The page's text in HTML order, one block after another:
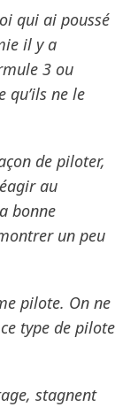
qui ai poussé
il y a
3 ou
qu’ils ne le
de piloter,
au
bonne
un peu
pilote. On ne
type de pilote
stagnent